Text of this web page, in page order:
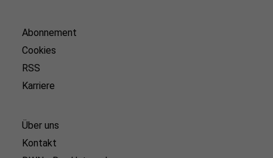
Abonnement
Cookies
RSS
Karriere
Über uns
Kontakt